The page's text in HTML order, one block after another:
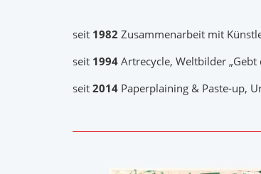
seit 1982 Zusammenarbeit mit
seit 1994 Artrecycle, Weltbilder „Gebt
seit 2014 Paperplaining & Paste-up,